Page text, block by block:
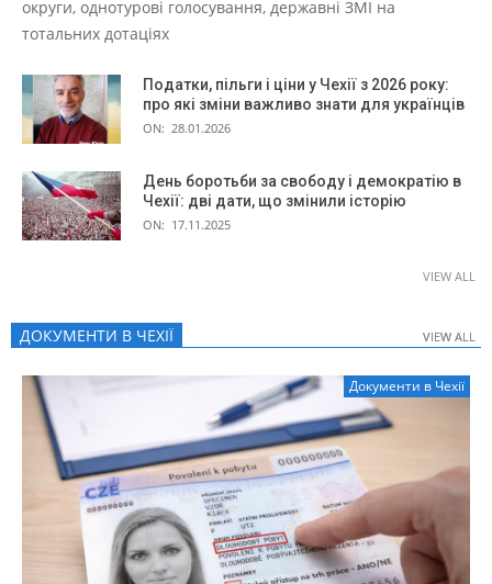
округи, однотурові голосування, державні ЗМІ на
тотальних дотаціях
Податки, пільги і ціни у Чехії з 2026 року:
про які зміни важливо знати для українців
ON: 28.01.2026
День боротьби за свободу і демократію в
Чехії: дві дати, що змінили історію
ON: 17.11.2025
VIEW ALL
ДОКУМЕНТИ В ЧЕХІЇ VIEW ALL
Документи в Чехії
VIEW ALL